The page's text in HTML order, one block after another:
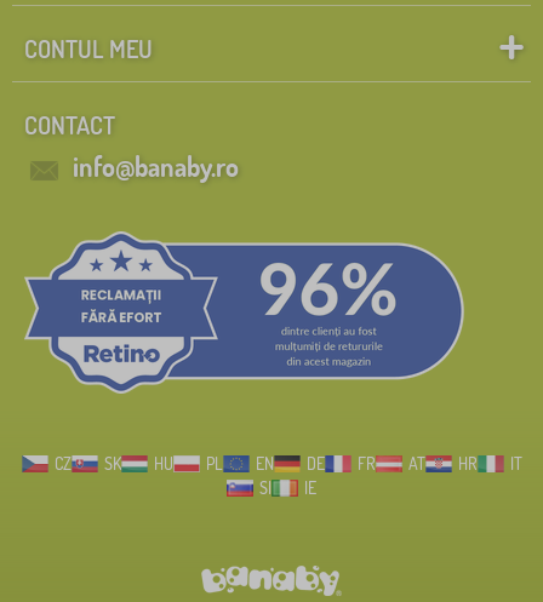
CONTUL MEU
CONTACT
info@banaby.ro
CZ SK HU PL EN DE FR AT HR
IT
SI
IE